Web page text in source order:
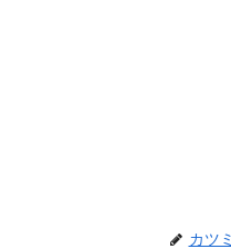
カツミ